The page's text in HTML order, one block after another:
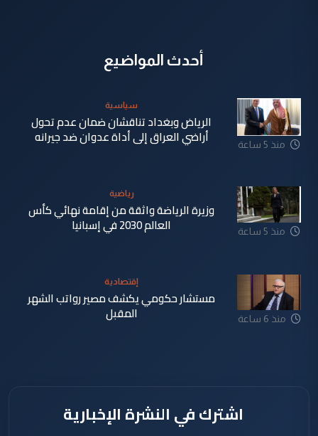
أحدث المواضيع
منذ 5 ساعة
سياسية
الرياض وبغداد تناقشان ضمان عدم تحول
أراضي العراق إلى أداة عدوان ضد جيرانه
منذ 5 ساعة
رياضية
وزيرة الرياضة واثقة من إقامة نهائي كأس
العالم 2030 في إسبانيا
منذ 6 ساعة
إقتصادية
مستشار حكومي يكشف مصير رواتب الشهر
المقبل
اشترك في النشرة الإخبارية